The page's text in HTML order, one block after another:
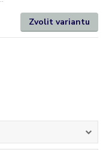
Zvolit variantu